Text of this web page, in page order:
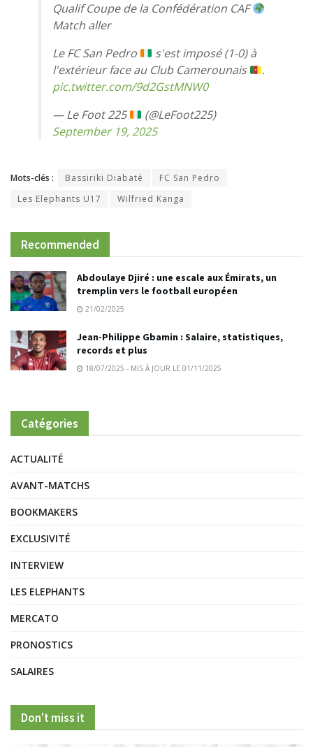
Qualif Coupe de la Confédération CAF
Match aller
Le FC San Pedro
s'est imposé (1-0) à
l'extérieur face au Club Camerounais
.
pic.twitter.com/9d2GstMNW0
— Le Foot 225
(@LeFoot225)
September 19, 2025
Mots-clés : Bassiriki Diabaté
FC San Pedro
Les Elephants U17
Wilfried Kanga
Recommended
Abdoulaye Djiré : une escale aux Émirats, un
tremplin vers le football européen
21/02/2025
Jean-Philippe Gbamin : Salaire, statistiques,
records et plus
18/07/2025 - MIS À JOUR LE 01/11/2025
Catégories
ACTUALITÉ
AVANT-MATCHS
BOOKMAKERS
EXCLUSIVITÉ
INTERVIEW
LES ELEPHANTS
MERCATO
PRONOSTICS
SALAIRES
Don't miss it